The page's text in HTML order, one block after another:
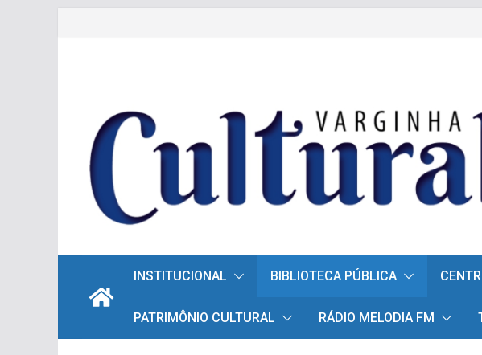
INSTITUCIONAL BIBLIOTECA PÚBLICA
PATRIMÔNIO CULTURAL RÁDIO MELODIA FM